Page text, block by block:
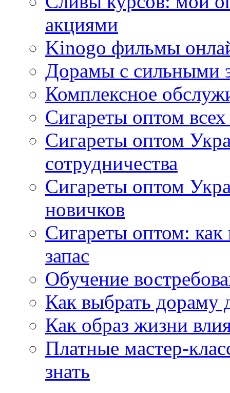
акциями
Kinogo фильмы
Дорамы с сильными
Комплексное
Сигареты оптом
Сигареты оптом
сотрудничества
Сигареты оптом
новичков
Сигареты оптом:
запас
Обучение
Как выбрать дораму
Как образ жизни
Платные мастер-
знать